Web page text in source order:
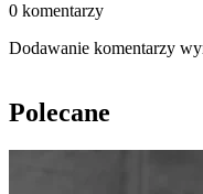
0 komentarzy
Dodawanie komentarzy
Polecane